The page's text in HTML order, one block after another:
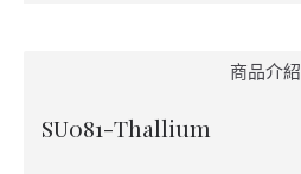
商品介紹
SU081-Thallium